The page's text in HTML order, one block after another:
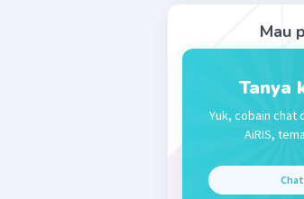
Jadi,
Mau
Tanya
Yuk, cobain chat
AiRIS,
Chat